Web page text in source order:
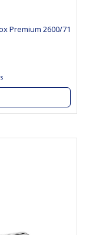
Premium 2600/71